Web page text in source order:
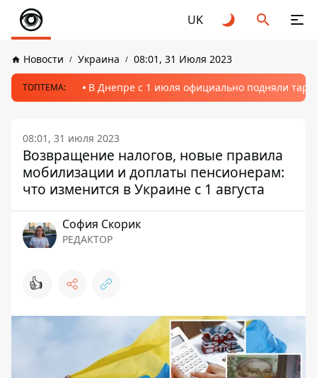
UK
Новости Украина 08:01, 31 Июля 2023
ТОПТЕМА: В Днепре с 1 июля официально подняли
08:01, 31 июля 2023
Возвращение налогов, новые правила
мобилизации и доплаты пенсионерам:
что изменится в Украине с 1 августа
София Скорик
РЕДАКТОР
👍